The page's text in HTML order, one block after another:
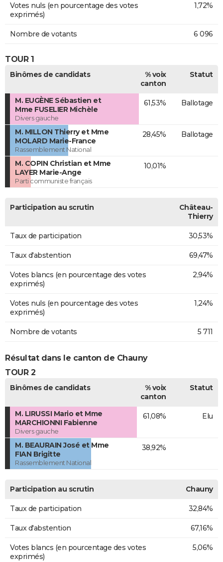
Votes nuls (en pourcentage des votes
exprimés)
1,72%
Nombre de votants 6 096
TOUR 1
Binômes de candidats
% voix
canton
Statut
M. EUGÈNE Sébastien et
Mme FUSELIER Michèle
Divers gauche
61,53% Ballotage
M. MILLON Thierry et Mme
MOLARD Marie-France
Rassemblement National
28,45% Ballotage
M. COPIN Christian et Mme
LAYER Marie-Ange
Parti communiste français
10,01%
Participation au scrutin
Château-
Thierry
Taux de participation 30,53%
Taux d'abstention 69,47%
Votes blancs (en pourcentage des votes
exprimés)
2,94%
Votes nuls (en pourcentage des votes
exprimés)
1,24%
Nombre de votants 5 711
Résultat dans le canton de Chauny
TOUR 2
Binômes de candidats
% voix
canton
Statut
M. LIRUSSI Mario et Mme
MARCHIONNI Fabienne
Divers gauche
61,08% Elu
M. BEAURAIN José et Mme
FIAN Brigitte
Rassemblement National
38,92%
Participation au scrutin Chauny
Taux de participation 32,84%
Taux d'abstention 67,16%
Votes blancs (en pourcentage des votes
exprimés)
5,06%